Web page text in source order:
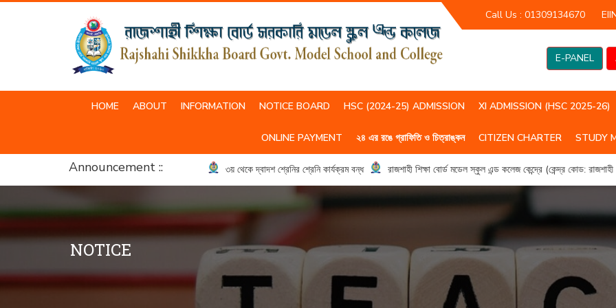
Call Us : 01309134670
E-PANEL
HOME ABOUT INFORMATION NOTICE BOARD HSC (2024-25) ADMISSION XI ADMISSION (HSC 2025-26)
ONLINE PAYMENT ২৪ এর রঙে গ্রাফিতি ও চিত্রাঙ্কন CITIZEN CHARTER STUDY
Announcement :: ৩য় থেকে দ্বাদশ শ্রেনির শ্রেনি কার্যক্রম বন্ধ রাজশাহী শিক্ষা বোর্ড মডেল স্কুল এন্ড কলেজ কেন্দ্রে (কেন্দ্র কোড:
NOTICE